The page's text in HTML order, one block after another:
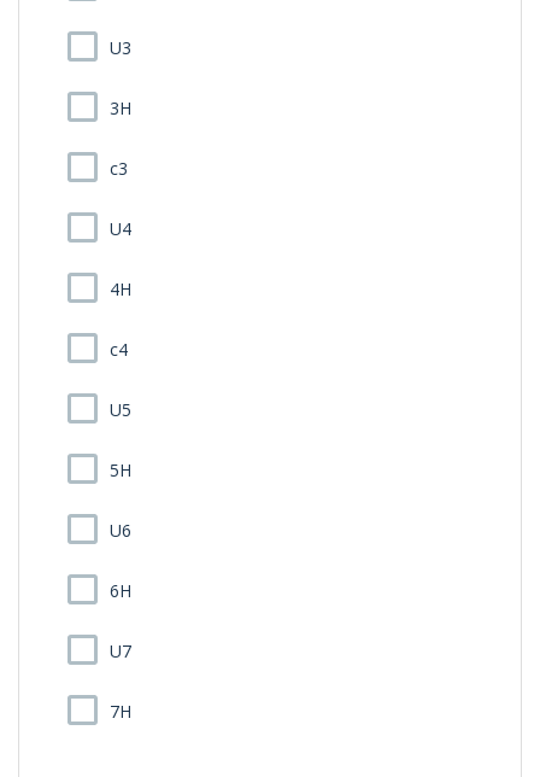
U3
3H
c3
U4
4H
c4
U5
5H
U6
6H
U7
7H